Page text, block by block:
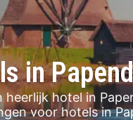
in
heerlijk hotel in
voor hotels in